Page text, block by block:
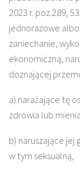
2023 r. poz.289,
jednorazowe
zaniechanie,
ekonomiczną,
doznającej
a) narażające tę
zdrowia lub
b) naruszające
w tym seksualną,